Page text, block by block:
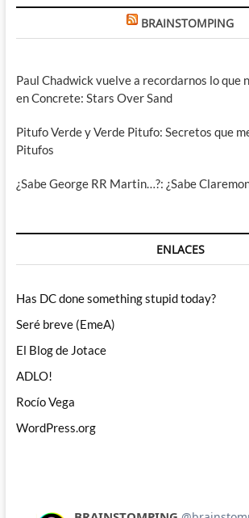
BRAINSTOMPING
Paul Chadwick vuelve a recordarnos lo que
en Concrete: Stars Over Sand
Pitufo Verde y Verde Pitufo: Secretos que
Pitufos
¿Sabe George RR Martin…?: ¿Sabe
ENLACES
Has DC done something stupid today?
Seré breve (EmeA)
El Blog de Jotace
ADLO!
Rocío Vega
WordPress.org